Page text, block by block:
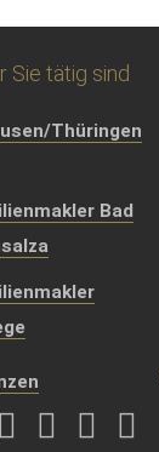
Sie tätig sind
Thüringen
Bad